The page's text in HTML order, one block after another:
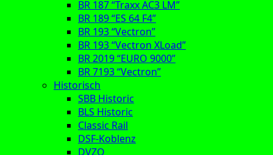
BR 187 “Traxx AC3 LM”
BR 189 “ES 64 F4”
BR 193 “Vectron”
BR 193 “Vectron XLoad”
BR 2019 “EURO 9000”
BR 7193 “Vectron”
Historisch
SBB Historic
BLS Historic
Classic Rail
DSF-Koblenz
DVZO